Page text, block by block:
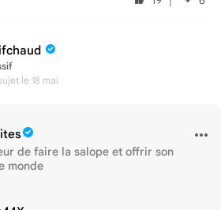
le 18 mai
de faire la salope et offrir son
monde